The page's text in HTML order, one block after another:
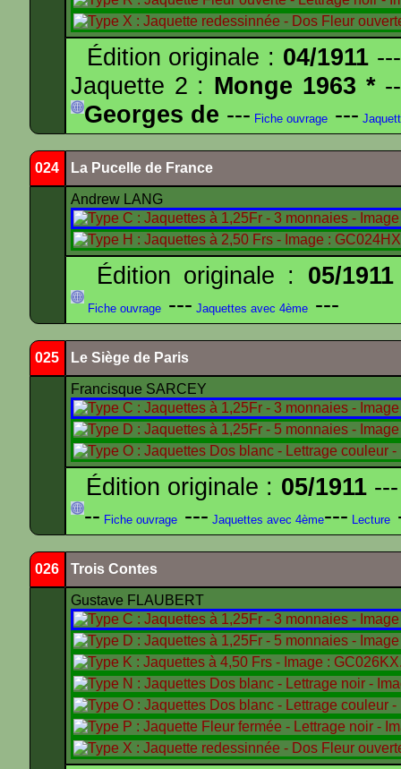
Édition originale : 04/1911
Jaquette 2 : Monge 1963 *
Georges de --- Fiche ouvrage ---
024 La Pucelle de France
Andrew LANG
Édition originale : 05/1911
Fiche ouvrage --- Jaquettes avec 4ème ---
025 Le Siège de Paris
Francisque SARCEY
Édition originale : 05/1911---
-- Fiche ouvrage --- Jaquettes avec 4ème--- Lecture
026 Trois Contes
Gustave FLAUBERT